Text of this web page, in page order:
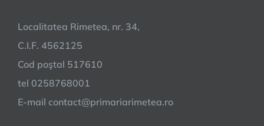
Localitatea Rimetea, nr. 34,
C.I.F. 4562125
Cod poştal 517610
tel 0258768001
E-mail contact@primariarimetea.ro